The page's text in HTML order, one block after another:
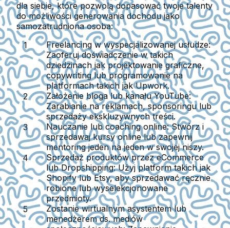
dla siebie, które pozwolą dopasować twoje talenty
do możliwości generowania dochodu jako
samozatrudniona osoba:
Freelancing w wyspecjalizowanej usłudze:
Zaoferuj doświadczenie w takich
dziedzinach jak projektowanie graficzne,
copywriting lub programowanie na
platformach takich jak Upwork.
Założenie bloga lub kanału YouTube:
Zarabianie na reklamach, sponsoringu lub
sprzedaży ekskluzywnych treści.
Nauczanie lub coaching online:Stwórz i
sprzedawaj kursy online lub zapewnij
mentoring jeden na jeden w swojej niszy.
Sprzedaż produktów przez eCommerce
lub Dropshipping:Użyj platform takich jak
Shopify lub Etsy, aby sprzedawać ręcznie
robione lub wyselekcjonowane
przedmioty.
Zostanie wirtualnym asystentem lub
menedżerem ds. mediów